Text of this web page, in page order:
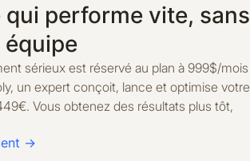
performe vite, sans
sérieux est réservé au plan à 999$/mois
un expert conçoit, lance et optimise votre
Vous obtenez des résultats plus tôt,
→